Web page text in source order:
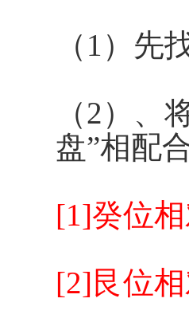
（1）
（2）、
盘”相配
[1]癸位
[2]艮位